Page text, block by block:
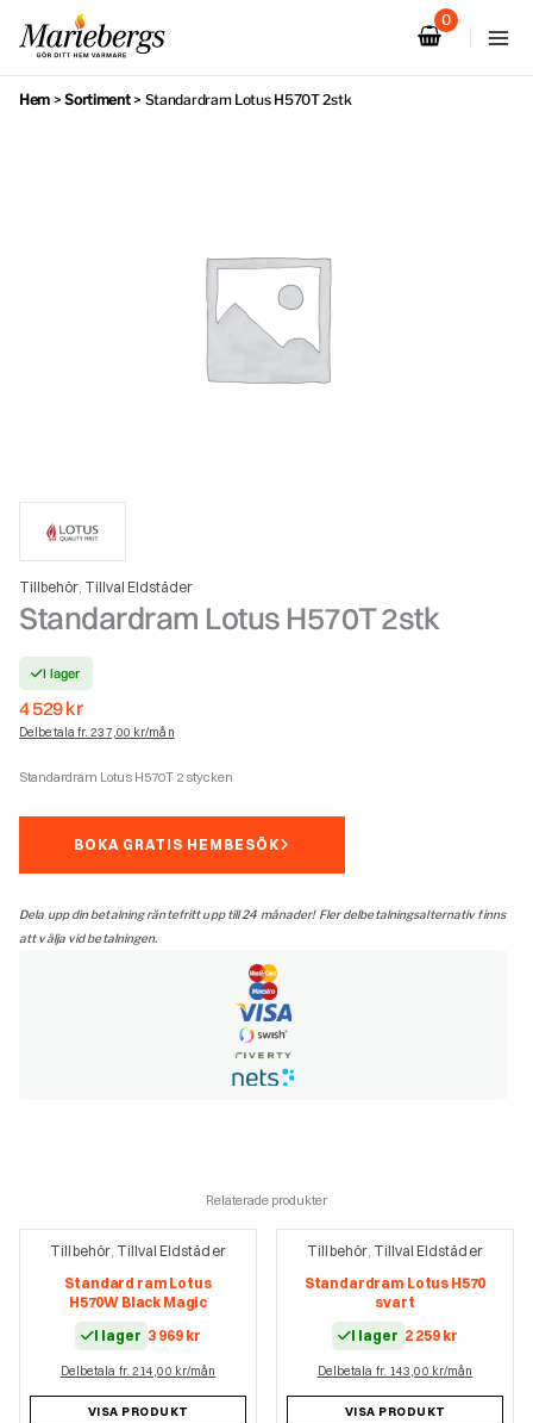
innehåll
Hem >Sortiment> Standardram Lotus H570T 2stk
Tillbehör, Tillval Eldstäder
Standardram Lotus H570T 2stk
I lager
4 529kr
Delbetala fr. 237,00 kr/mån
Standardram Lotus H570T 2 stycken
BOKA GRATIS HEMBESÖK
Dela upp din betalning räntefritt upp till 24 månader! Fler delbetalningsalternativ finns
att välja vid betalningen.
Relaterade produkter
Tillbehör, Tillval Eldstäder
Standard ram Lotus
H570W Black Magic
I lager 3 969 kr
Delbetala fr. 214,00 kr/mån
VISA PRODUKT
Tillbehör, Tillval Eldstäder
Standardram Lotus H570
svart
I lager 2 259 kr
Delbetala fr. 143,00 kr/mån
VISA PRODUKT